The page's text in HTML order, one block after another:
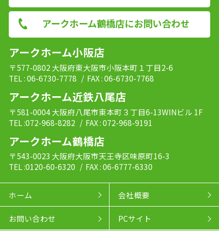
アークホーム鶴橋店にお問い合わせ
アークホーム小阪店
〒577-0802 大阪府東大阪市小阪本町１丁目2-6
TEL : 06-6730-7778 / FAX : 06-6730-7768
アークホーム近鉄八尾店
〒581-0004 大阪府八尾市東本町３丁目6-13WINビル 1F
TEL :072-968-8282 / FAX : 072-968-9191
アークホーム鶴橋店
〒543-0023 大阪府大阪市天王寺区味原町16-3
TEL :0120-60-6320 / FAX : 06-6777-6330
ホーム 会社概要
お問い合わせ PCサイト